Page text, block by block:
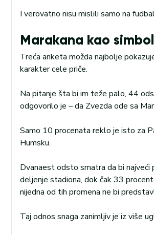
I verovatno nisu mislili samo na
Marakana kao simbol
Treća anketa možda najbolje
karakter cele priče.
Na pitanje šta bi im teže palo, 44
odgovorilo je – da Zvezda ode sa
Samo 10 procenata reklo je isto za
Humsku.
Dvanaest odsto smatra da bi najveći
deljenje stadiona, dok čak 33
nijedna od tih promena ne bi
Taj odnos snaga zanimljiv je iz više